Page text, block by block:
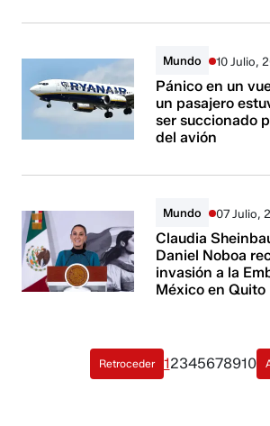
Mundo 10 Julio,
Pánico en un
un pasajero
ser succionado
del avión
Mundo 07 Julio,
Claudia
Daniel Noboa
invasión a la
México en Quito
Retroceder 12345678910